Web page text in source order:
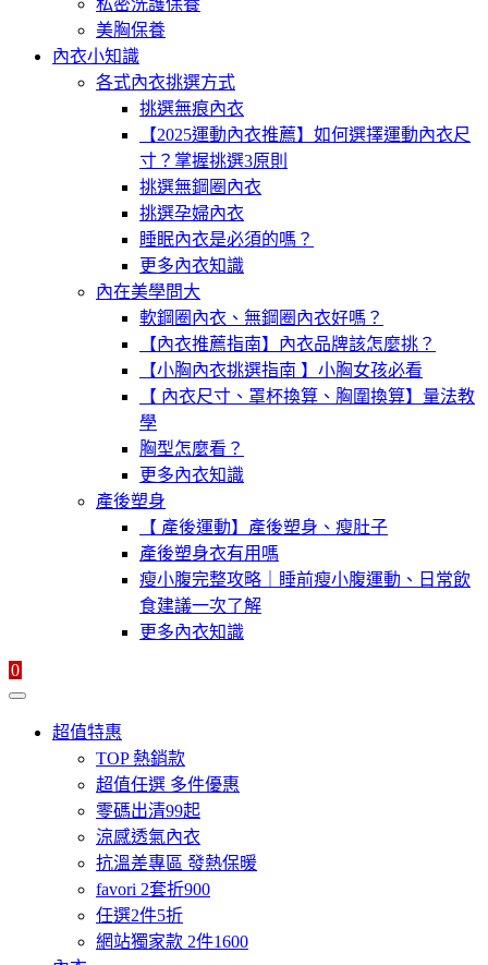
私密洗護保養
美胸保養
內衣小知識
各式內衣挑選方式
挑選無痕內衣
【2025運動內衣推薦】如何選擇運動內衣尺
寸？掌握挑選3原則
挑選無鋼圈內衣
挑選孕婦內衣
睡眠內衣是必須的嗎？
更多內衣知識
內在美學問大
軟鋼圈內衣、無鋼圈內衣好嗎？
【內衣推薦指南】內衣品牌該怎麼挑？
【小胸內衣挑選指南 】小胸女孩必看
【 內衣尺寸、罩杯換算、胸圍換算】量法教
學
胸型怎麼看？
更多內衣知識
產後塑身
【 產後運動】產後塑身、瘦肚子
產後塑身衣有用嗎
瘦小腹完整攻略｜睡前瘦小腹運動、日常飲
食建議一次了解
更多內衣知識
0
超值特惠
TOP 熱銷款
超值任選 多件優惠
零碼出清99起
涼感透氣內衣
抗溫差專區 發熱保暖
favori 2套折900
任選2件5折
網站獨家款 2件1600